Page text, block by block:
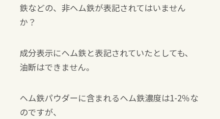
鉄などの、非ヘム鉄が表記されてはいません
か？
成分表示にヘム鉄と表記されていたとしても、
油断はできません。
ヘム鉄パウダーに含まれるヘム鉄濃度は1-2％な
のですが、